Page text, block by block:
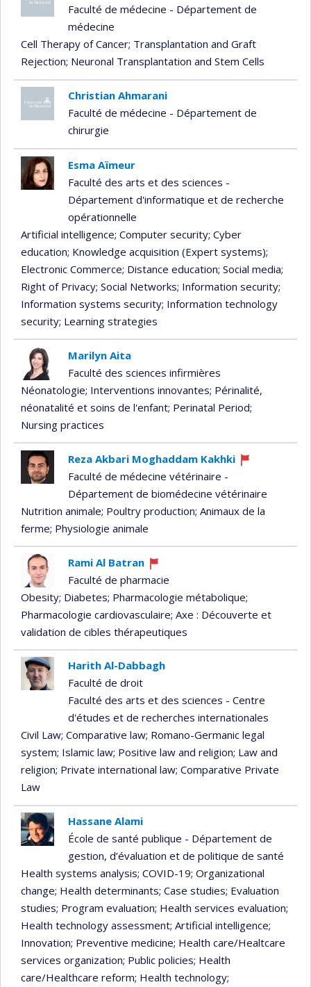
Faculté de médecine - Département de
médecine
Cell Therapy of Cancer; Transplantation and Graft
Rejection; Neuronal Transplantation and Stem Cells
Christian Ahmarani
Faculté de médecine - Département de
chirurgie
Esma Aïmeur
Faculté des arts et des sciences -
Département d'informatique et de recherche
opérationnelle
Artificial intelligence; Computer security; Cyber
education; Knowledge acquisition (Expert systems);
Electronic Commerce; Distance education; Social media;
Right of Privacy; Social Networks; Information security;
Information systems security; Information technology
security; Learning strategies
Marilyn Aita
Faculté des sciences infirmières
Néonatologie; Interventions innovantes; Périnalité,
néonatalité et soins de l'enfant; Perinatal Period;
Nursing practices
Reza Akbari Moghaddam Kakhki
recruiting
Faculté de médecine vétérinaire -
Département de biomédecine vétérinaire
Nutrition animale; Poultry production; Animaux de la
ferme; Physiologie animale
Rami Al Batran
Currently
recruiting
Faculté de pharmacie
Obesity; Diabetes; Pharmacologie métabolique;
Pharmacologie cardiovasculaire; Axe : Découverte et
validation de cibles thérapeutiques
Harith Al-Dabbagh
Faculté de droit
Faculté des arts et des sciences - Centre
d'études et de recherches internationales
Civil Law; Comparative law; Romano-Germanic legal
system; Islamic law; Positive law and religion; Law and
religion; Private international law; Comparative Private
Law
Hassane Alami
École de santé publique - Département de
gestion, d’évaluation et de politique de santé
Health systems analysis; COVID-19; Organizational
change; Health determinants; Case studies; Evaluation
studies; Program evaluation; Health services evaluation;
Health technology assessment; Artificial intelligence;
Innovation; Preventive medicine; Health care/Healtcare
services organization; Public policies; Health
care/Healthcare reform; Health technology;